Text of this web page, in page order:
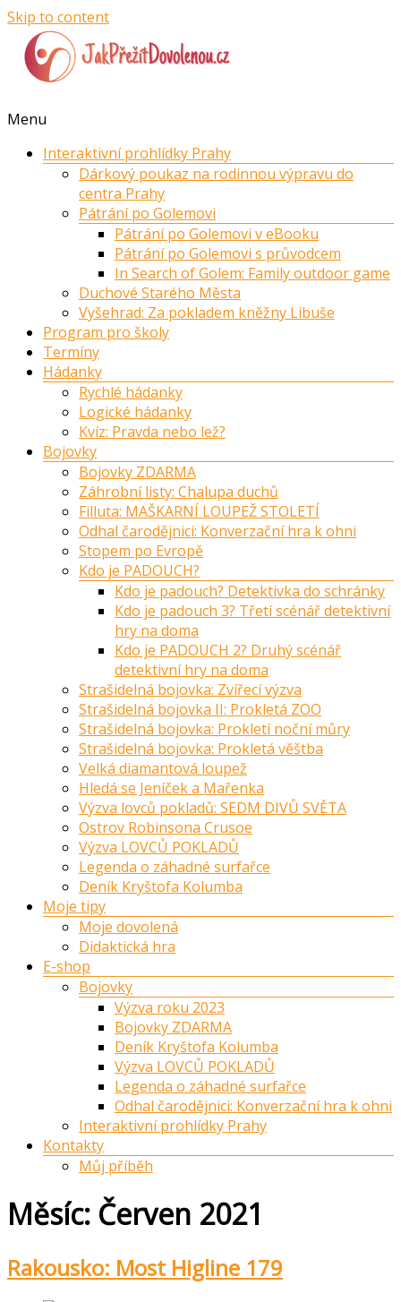
Skip to content
Menu
Interaktivní prohlídky Prahy
Dárkový poukaz na rodinnou výpravu do
centra Prahy
Pátrání po Golemovi
Pátrání po Golemovi v eBooku
Pátrání po Golemovi s průvodcem
In Search of Golem: Family outdoor game
Duchové Starého Města
Vyšehrad: Za pokladem kněžny Libuše
Program pro školy
Termíny
Hádanky
Rychlé hádanky
Logické hádanky
Kvíz: Pravda nebo lež?
Bojovky
Bojovky ZDARMA
Záhrobní listy: Chalupa duchů
Filluta: MAŠKARNÍ LOUPEŽ STOLETÍ
Odhal čarodějnici: Konverzační hra k ohni
Stopem po Evropě
Kdo je PADOUCH?
Kdo je padouch? Detektivka do schránky
Kdo je padouch 3? Třetí scénář detektivní
hry na doma
Kdo je PADOUCH 2? Druhý scénář
detektivní hry na doma
Strašidelná bojovka: Zvířecí výzva
Strašidelná bojovka II: Prokletá ZOO
Strašidelná bojovka: Prokletí noční můry
Strašidelná bojovka: Prokletá věštba
Velká diamantová loupež
Hledá se Jeníček a Mařenka
Výzva lovců pokladů: SEDM DIVŮ SVĚTA
Ostrov Robinsona Crusoe
Výzva LOVCŮ POKLADŮ
Legenda o záhadné surfařce
Deník Kryštofa Kolumba
Moje tipy
Moje dovolená
Didaktická hra
E-shop
Bojovky
Výzva roku 2023
Bojovky ZDARMA
Deník Kryštofa Kolumba
Výzva LOVCŮ POKLADŮ
Legenda o záhadné surfařce
Odhal čarodějnici: Konverzační hra k ohni
Interaktivní prohlídky Prahy
Kontakty
Můj příběh
Měsíc: Červen 2021
Rakousko: Most Higline 179